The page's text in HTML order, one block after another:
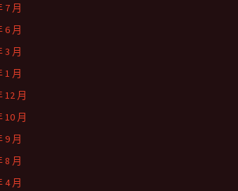
7 月
6 月
3 月
1 月
12 月
10 月
9 月
8 月
4 月